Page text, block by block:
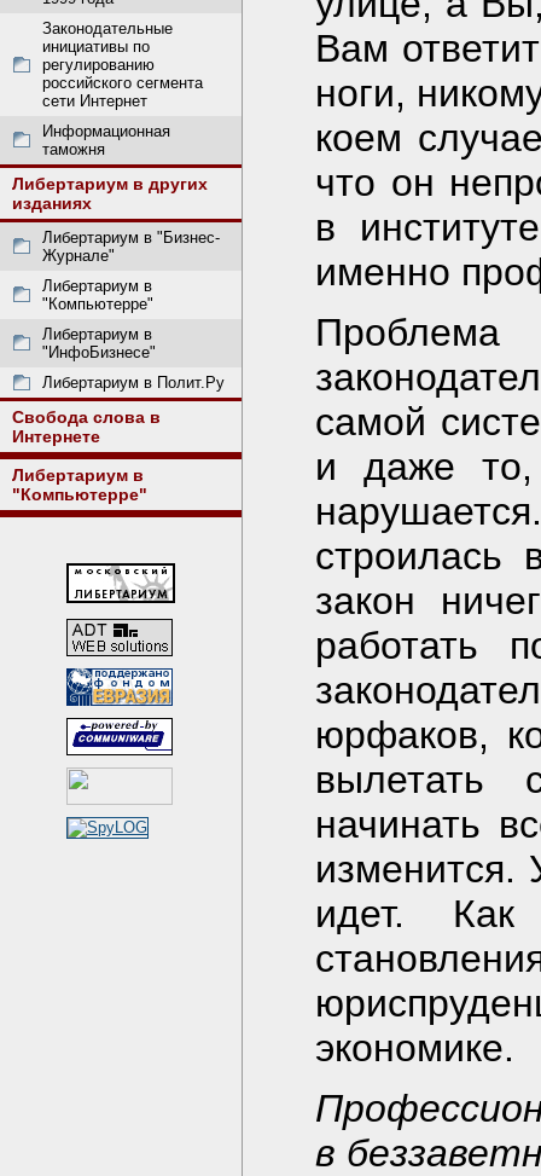
Законодательные
инициативы по
регулированию
российского сегмента
сети Интернет
Информационная
таможня
Либертариум в других
изданиях
Либертариум в "Бизнес-
Журнале"
Либертариум в
"Компьютерре"
Либертариум в
"ИнфоБизнесе"
Либертариум в Полит.Ру
Свобода слова в
Интернете
Либертариум в
"Компьютерре"
Вам
ноги,
коем
что он
в
именно
самой
и даже то,
строилась
закон
работать
юрфаков,
вылетать
начинать
изменится.
идет.
экономике.
в